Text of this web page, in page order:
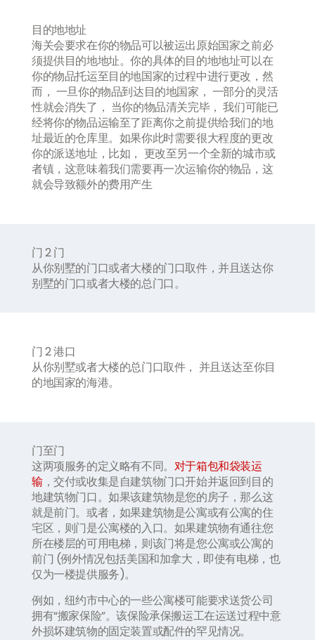
目的地地址
海关会要求在你的物品可以被运出原始国家之前必
须提供目的地地址。你的具体的目的地地址可以在
你的物品托运至目的地国家的过程中进行更改，然
而， 一旦你的物品到达目的地国家， 一部分的灵活
性就会消失了， 当你的物品清关完毕， 我们可能已
经将你的物品运输至了距离你之前提供给我们的地
址最近的仓库里。如果你此时需要很大程度的更改
你的派送地址，比如， 更改至另一个全新的城市或
者镇，这意味着我们需要再一次运输你的物品，这
就会导致额外的费用产生
门 2 门
从你别墅的门口或者大楼的门口取件，并且送达你
别墅的门口或者大楼的总门口。
门 2 港口
从你别墅或者大楼的总门口取件， 并且送达至你目
的地国家的海港。
门至门
这两项服务的定义略有不同。 对于箱包和袋装运
输 ，交付或收集是自建筑物门口开始并返回到目的
地建筑物门口。如果该建筑物是您的房子，那么这
就是前门。或者，如果建筑物是公寓或有公寓的住
宅区，则门是公寓楼的入口。如果建筑物有通往您
所在楼层的可用电梯，则该门将是您公寓或公寓的
前门 (例外情况包括美国和加拿大，即使有电梯，也
仅为一楼提供服务)。
例如，纽约市中心的一些公寓楼可能要求送货公司
拥有“搬家保险”。该保险承保搬运工在运送过程中意
外损坏建筑物的固定装置或配件的罕见情况。